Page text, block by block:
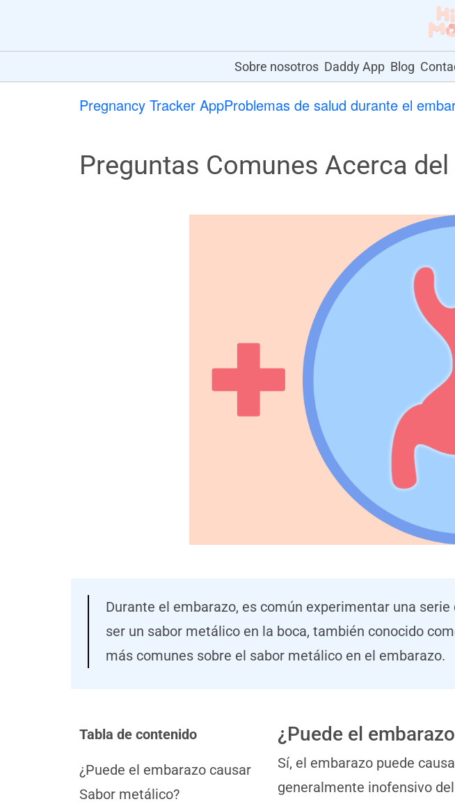
Sobre nosotros Daddy App Blog
Pregnancy Tracker AppProblemas de salud durante el
Preguntas Comunes Acerca
Durante el embarazo, es común experimentar una
ser un sabor metálico en la boca, también conocido
más comunes sobre el sabor metálico en el embarazo.
Tabla de contenido
¿Puede el embarazo causar
Sabor metálico?
¿Puede el
Sí, el embarazo puede
generalmente inofensivo